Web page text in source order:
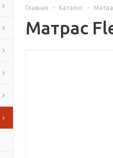
Главная - Каталог -
Матрас